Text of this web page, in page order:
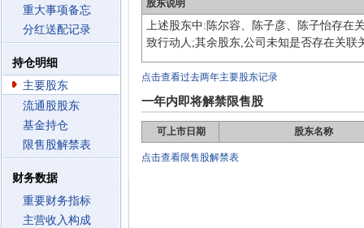
重大事项备忘
分红送配记录
持仓明细
主要股东
流通股股东
基金持仓
限售股解禁表
财务数据
重要财务指标
主营收入构成
股东说明
上述股东中:陈尔容、陈子彦、陈子怡存在
致行动人;其余股东,公司未知是否存在关联
点击查看过去两年主要股东记录
一年内即将解禁限售股
可上市日期 股东名称
点击查看限售股解禁表